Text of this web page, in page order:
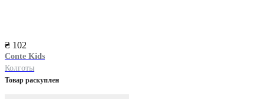
₴ 102
Conte Kids
Колготы
Товар раскуплен